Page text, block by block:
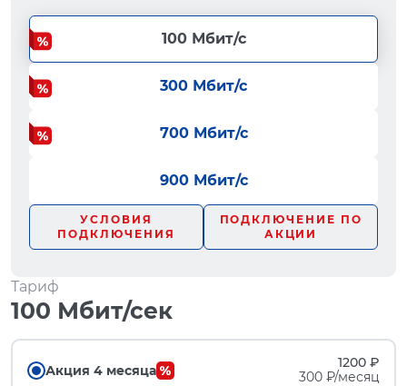
100 Мбит/с
300 Мбит/с
700 Мбит/с
900 Мбит/с
УСЛОВИЯ
ПОДКЛЮЧЕНИЯ
ПОДКЛЮЧЕНИЕ ПО
АКЦИИ
Тариф
100 Мбит/сек
Акция 4 месяца
1200 ₽
300 ₽/месяц